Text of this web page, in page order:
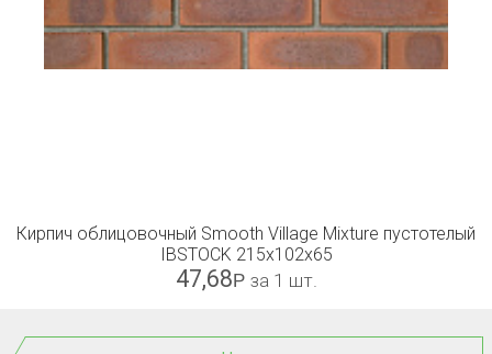
Кирпич облицовочный Smooth Village Mixture пустотелый
IBSTOCK 215х102х65
47,68Р за 1 шт.